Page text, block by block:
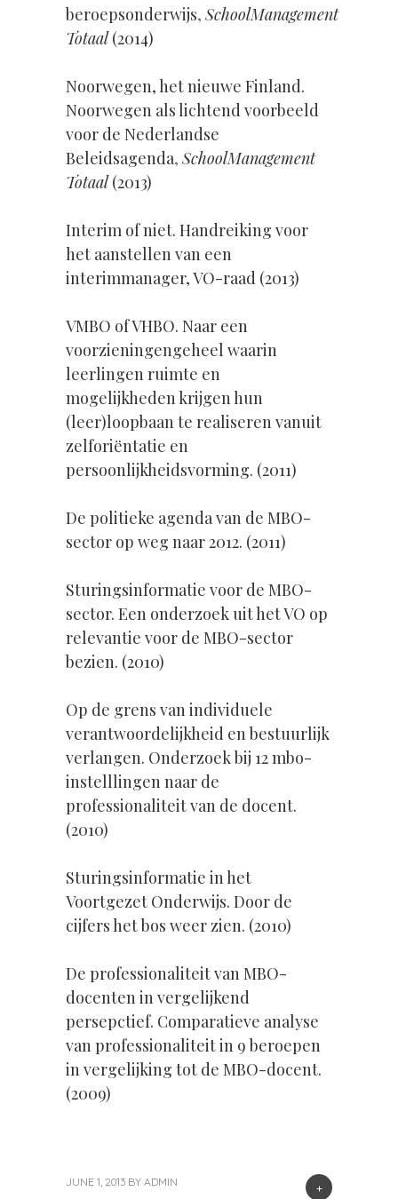
beroepsonderwijs,SchoolManagement
Totaal(2014)
Noorwegen, het nieuwe Finland.
Noorwegen als lichtend voorbeeld
voor de Nederlandse
Beleidsagenda,SchoolManagement
Totaal(2013)
Interim of niet. Handreiking voor
het aanstellen van een
interimmanager, VO-raad (2013)
VMBO of VHBO. Naar een
voorzieningengeheel waarin
leerlingen ruimte en
mogelijkheden krijgen hun
(leer)loopbaan te realiseren vanuit
zelforiëntatie en
persoonlijkheidsvorming. (2011)
De politieke agenda van de MBO-
sector op weg naar 2012. (2011)
Sturingsinformatie voor de MBO-
sector. Een onderzoek uit het VO op
relevantie voor de MBO-sector
bezien. (2010)
Op de grens van individuele
verantwoordelijkheid en bestuurlijk
verlangen. Onderzoek bij 12 mbo-
instelllingen naar de
professionaliteit van de docent.
(2010)
Sturingsinformatie in het
Voortgezet Onderwijs. Door de
cijfers het bos weer zien. (2010)
De professionaliteit van MBO-
docenten in vergelijkend
persepctief. Comparatieve analyse
van professionaliteit in 9 beroepen
in vergelijking tot de MBO-docent.
(2009)
+
JUNE 1, 2013 BY ADMIN